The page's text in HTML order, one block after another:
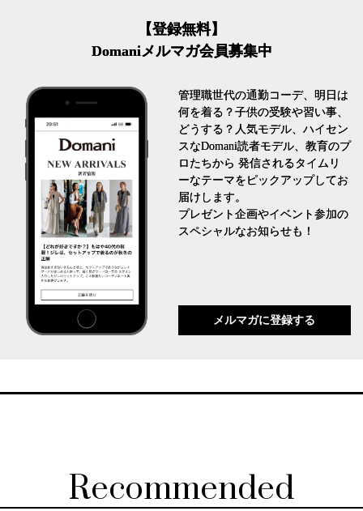
【登録無料】
Domaniメルマガ会員募集中
管理職世代の通勤コーデ、明日は
何を着る？子供の受験や習い事、
どうする？人気モデル、ハイセン
スなDomani読者モデル、教育のプ
ロたちから 発信されるタイムリ
ーなテーマをピックアップしてお
届けします。
プレゼント企画やイベント参加の
スペシャルなお知らせも！
メルマガに登録する
Recommended